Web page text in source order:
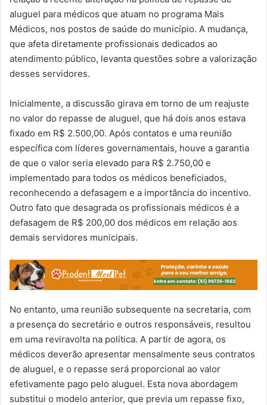
aluguel para médicos que atuam no programa Mais
Médicos, nos postos de saúde do município. A mudança,
que afeta diretamente profissionais dedicados ao
atendimento público, levanta questões sobre a valorização
desses servidores.
Inicialmente, a discussão girava em torno de um reajuste
no valor do repasse de aluguel, que há dois anos estava
fixado em R$ 2.500,00. Após contatos e uma reunião
específica com líderes governamentais, houve a garantia
de que o valor seria elevado para R$ 2.750,00 e
implementado para todos os médicos beneficiados,
reconhecendo a defasagem e a importância do incentivo.
Outro fato que desagrada os profissionais médicos é a
defasagem de R$ 200,00 dos médicos em relação aos
demais servidores municipais.
No entanto, uma reunião subsequente na secretaria, com
a presença do secretário e outros responsáveis, resultou
em uma reviravolta na política. A partir de agora, os
médicos deverão apresentar mensalmente seus contratos
de aluguel, e o repasse será proporcional ao valor
efetivamente pago pelo aluguel. Esta nova abordagem
substitui o modelo anterior, que previa um repasse fixo,